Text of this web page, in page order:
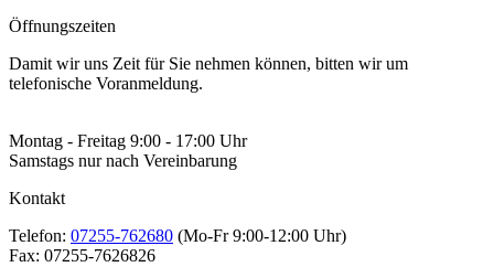
Öffnungszeiten
Damit wir uns Zeit für Sie nehmen können, bitten wir um
telefonische Voranmeldung.
Montag - Freitag 9:00 - 17:00 Uhr
Samstags nur nach Vereinbarung
Kontakt
Telefon: 07255-762680 (Mo-Fr 9:00-12:00 Uhr)
Fax: 07255-7626826